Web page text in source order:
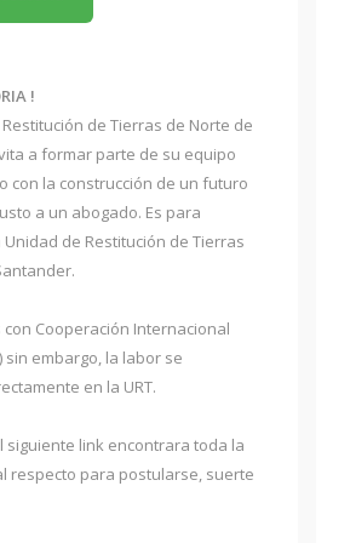
!
de Tierras de Norte de
a formar parte de su equipo
con la construcción de un futuro
a un abogado. Es para
de Restitución de Tierras
con Cooperación Internacional
sin embargo, la labor se
en la URT.
siguiente link encontrara toda la
respecto para postularse, suerte